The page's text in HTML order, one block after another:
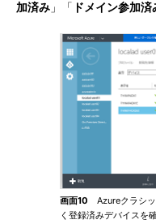
加済み 」「 ドメイン参加済
画面10 Azureクラシ
く登録済みデバイスを